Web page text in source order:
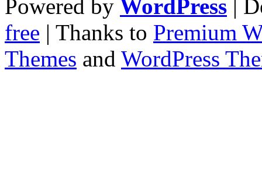
Powered by WordPress |
free | Thanks to Premium
Themes and WordPress